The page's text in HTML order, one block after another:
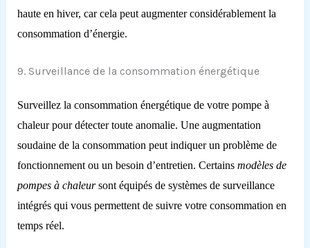
haute en hiver, car cela peut augmenter considérablement la
consommation d’énergie.
9. Surveillance de la consommation énergétique
Surveillez la consommation énergétique de votre pompe à
chaleur pour détecter toute anomalie. Une augmentation
soudaine de la consommation peut indiquer un problème de
fonctionnement ou un besoin d’entretien. Certains modèles de
pompes à chaleursont équipés de systèmes de surveillance
intégrés qui vous permettent de suivre votre consommation en
temps réel.